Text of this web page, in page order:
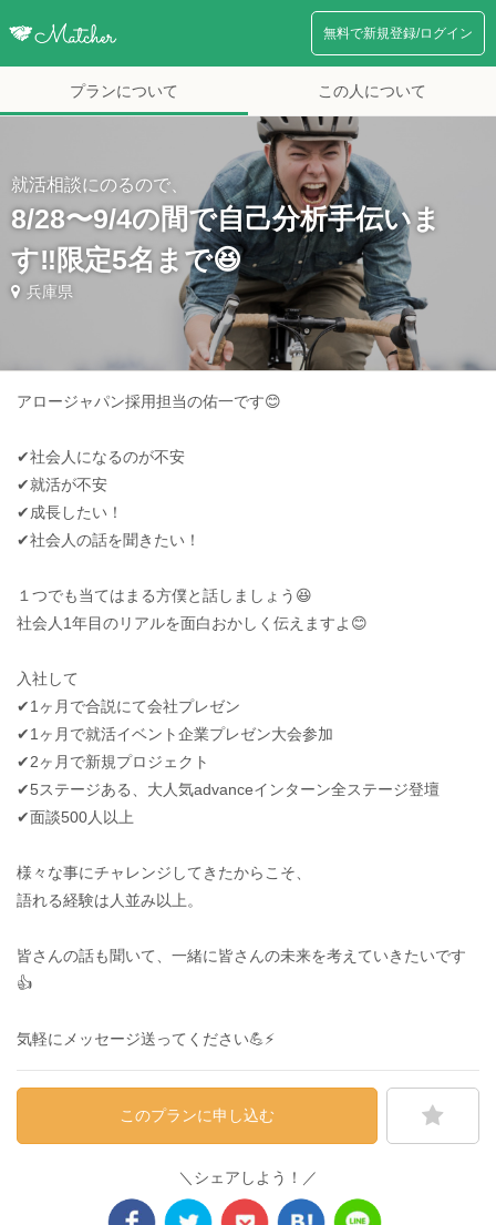
無料で新規登録/ログイン
プランについて この人について
就活相談にのるので、
8/28〜9/4の間で自己分析手伝いま
す‼️限定5名まで😆
兵庫県
アロージャパン採用担当の佑一です😊
✔︎社会人になるのが不安
✔︎就活が不安
✔︎成長したい！
✔︎社会人の話を聞きたい！
１つでも当てはまる方僕と話しましょう😆
社会人1年目のリアルを面白おかしく伝えますよ😊
入社して
✔︎1ヶ月で合説にて会社プレゼン
✔︎1ヶ月で就活イベント企業プレゼン大会参加
✔︎2ヶ月で新規プロジェクト
✔︎5ステージある、大人気advanceインターン全ステージ登壇
✔︎面談500人以上
様々な事にチャレンジしてきたからこそ、
語れる経験は人並み以上。
皆さんの話も聞いて、一緒に皆さんの未来を考えていきたいです
👍
気軽にメッセージ送ってください💪⚡️
このプランに申し込む
＼シェアしよう！／